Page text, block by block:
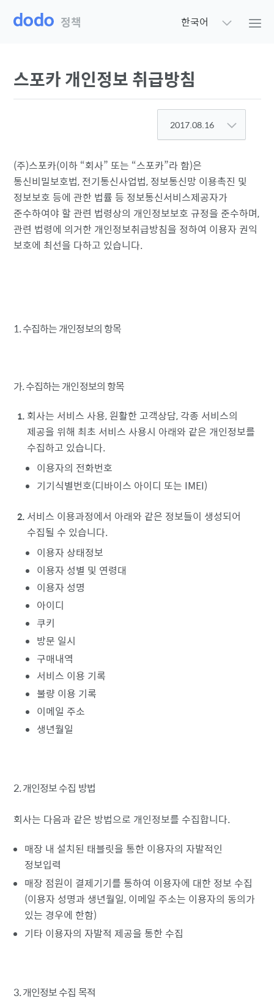
정책 한국어
스포카 개인정보 취급방침
2017.08.16
(주)스포카(이하 회사 또는 스포카 라 함)은
통신비밀보호법, 전기통신사업법, 정보통신망 이용촉진 및
정보보호 등에 관한 법률 등 정보통신서비스제공자가
준수하여야 할 관련 법령상의 개인정보보호 규정을 준수하며,
관련 법령에 의거한 개인정보취급방침을 정하여 이용자 권익
보호에 최선을 다하고 있습니다.
1. 수집하는 개인정보의 항목
가. 수집하는 개인정보의 항목
회사는 서비스 사용, 원활한 고객상담, 각종 서비스의
제공을 위해 최초 서비스 사용시 아래와 같은 개인정보를
수집하고 있습니다.
이용자의 전화번호
기기식별번호(디바이스 아이디 또는 IMEI)
서비스 이용과정에서 아래와 같은 정보들이 생성되어
수집될 수 있습니다.
이용자 상태정보
이용자 성별 및 연령대
이용자 성명
아이디
쿠키
방문 일시
구매내역
서비스 이용 기록
불량 이용 기록
이메일 주소
생년월일
2. 개인정보 수집 방법
회사는 다음과 같은 방법으로 개인정보를 수집합니다.
매장 내 설치된 태블릿을 통한 이용자의 자발적인
정보입력
매장 점원이 결제기기를 통하여 이용자에 대한 정보 수집
(이용자 성명과 생년월일, 이메일 주소는 이용자의 동의가
있는 경우에 한함)
기타 이용자의 자발적 제공을 통한 수집
3. 개인정보 수집 목적